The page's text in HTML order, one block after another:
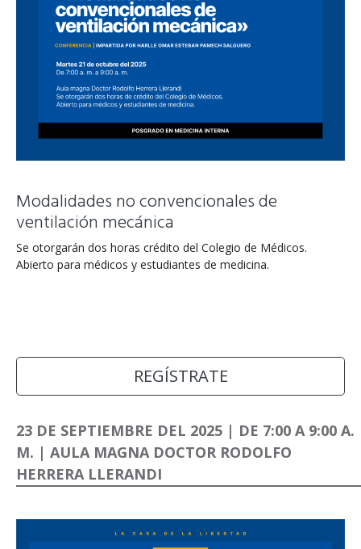
Modalidades no convencionales de
ventilación mecánica
Se otorgarán dos horas crédito del Colegio de Médicos.
Abierto para médicos y estudiantes de medicina.
REGÍSTRATE
23 DE SEPTIEMBRE DEL 2025 | DE 7:00 A 9:00 A.
M. | AULA MAGNA DOCTOR RODOLFO
HERRERA LLERANDI